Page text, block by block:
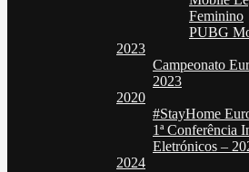
Feminino
PUBG
2023
Campeonato
2023
2020
#StayHome
1ª Conferência
Eletrónicos –
2024